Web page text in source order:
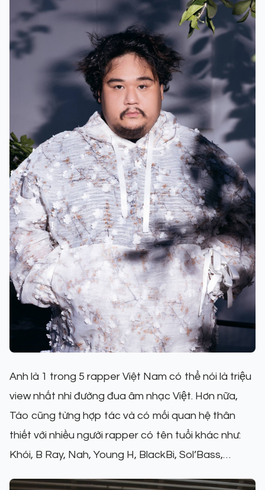
Anh là 1 trong 5 rapper Việt Nam có thể nói là triệu
view nhất nhì đường đua âm nhạc Việt. Hơn nữa,
Táo cũng từng hợp tác và có mối quan hệ thân
thiết với nhiều người rapper có tên tuổi khác như:
Khói, B Ray, Nah, Young H, BlackBi, Sol’Bass,…